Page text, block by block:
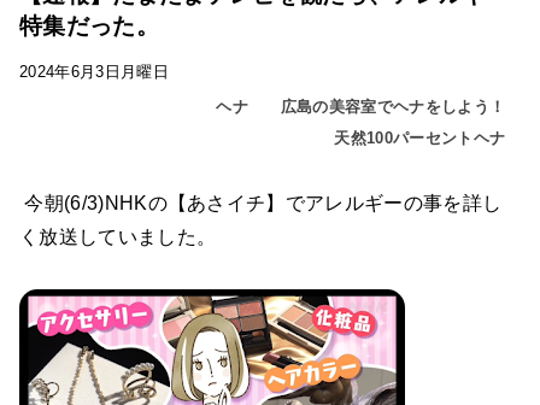
特集だった。
2024年6月3日月曜日
ヘナ
広島の美容室でヘナをしよう！
天然100パーセントヘナ
今朝(6/3)NHKの【あさイチ】でアレルギーの事を詳し
く放送していました。